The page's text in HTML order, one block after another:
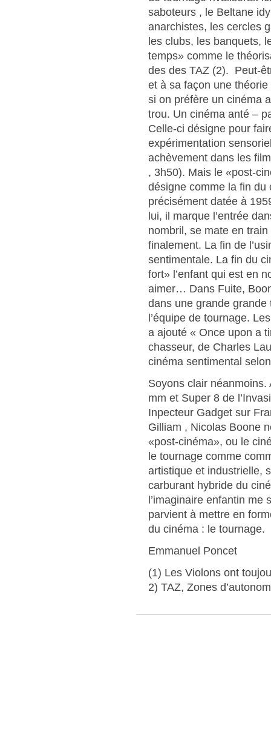
saboteurs , le Beltane
anarchistes, les cercles
les clubs, les banquets,
temps» comme le
des des TAZ (2). Peut-
et à sa façon une
si on préfère un cinéma
trou. Un cinéma anté –
Celle-ci désigne pour
expérimentation
achèvement dans les
, 3h50). Mais le «post-
désigne comme la fin du
précisément datée à
lui, il marque l’entrée
nombril, se mate en train
finalement. La fin de
sentimentale. La fin du
fort» l’enfant qui est en
aimer… Dans Fuite,
dans une grande
l’équipe de tournage.
a ajouté « Once upon a
chasseur, de Charles
cinéma sentimental
Soyons clair
mm et Super 8 de
Inpecteur Gadget sur
Gilliam , Nicolas Boone
«post-cinéma», ou le
le tournage comme
artistique et industrielle,
carburant hybride du
l’imaginaire enfantin me
parvient à mettre en
du cinéma : le tournage.
Emmanuel Poncet
(1) Les Violons ont
2) TAZ, Zones